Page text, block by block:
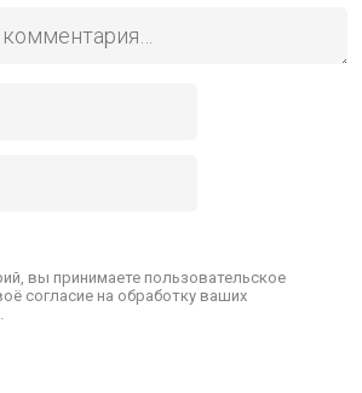
вы принимаете пользовательское
согласие на обработку ваших